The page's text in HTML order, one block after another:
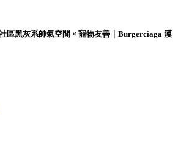
區黑灰系帥氣空間 × 寵物友善｜Burgerciaga 漢